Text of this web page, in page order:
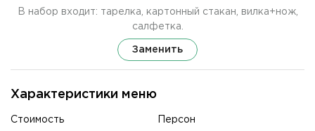
Характеристики меню
Стоимость Персон
В набор входит: тарелка, картонный стакан, вилка+нож,
салфетка.
Заменить